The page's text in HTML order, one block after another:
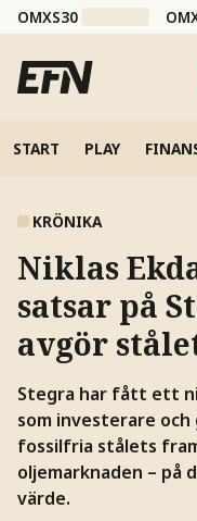
OMXS30
START PLAY
KRÖNIKA
Niklas
satsar på
avgör
Stegra har fått ett
som investerare
fossilfria stålets
oljemarknaden – på
värde.